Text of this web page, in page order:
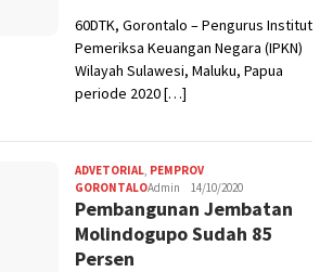
60DTK, Gorontalo – Pengurus Institut
Pemeriksa Keuangan Negara (IPKN)
Wilayah Sulawesi, Maluku, Papua
periode 2020 […]
ADVETORIAL, PEMPROV
GORONTALOAdmin 14/10/2020
Pembangunan Jembatan
Molindogupo Sudah 85
Persen